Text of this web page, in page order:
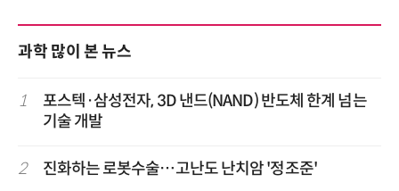
과학 많이 본 뉴스
1
포스텍·삼성전자, 3D 낸드(NAND) 반도체 한계 넘는
기술 개발
2 진화하는 로봇수술…고난도 난치암 '정조준'